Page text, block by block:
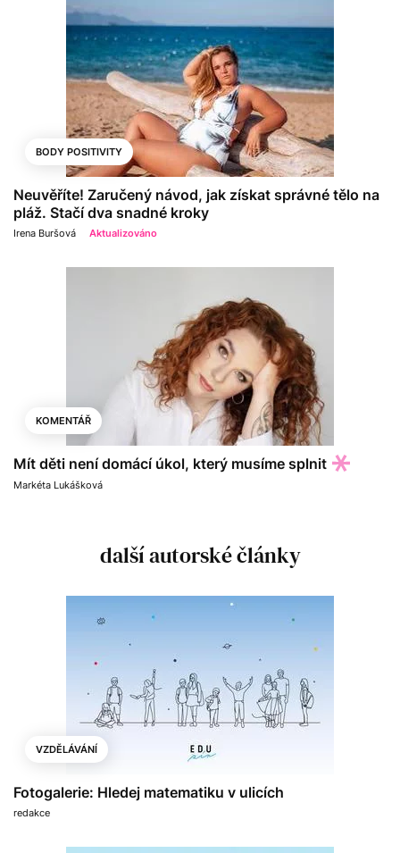
BODY POSITIVITY
Neuvěříte! Zaručený návod, jak získat správné tělo na
pláž. Stačí dva snadné kroky
Irena Buršová Aktualizováno
KOMENTÁŘ
Mít děti není domácí úkol, který musíme splnit
Markéta Lukášková
další autorské články
VZDĚLÁVÁNÍ
Fotogalerie: Hledej matematiku v ulicích
redakce